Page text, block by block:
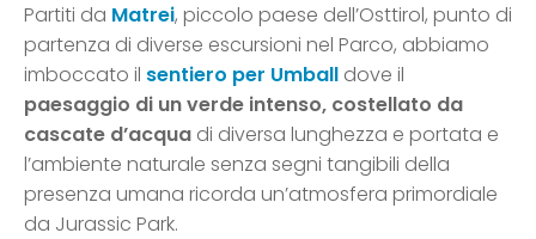
Partiti da Matrei, piccolo paese dell’Osttirol, punto di
partenza di diverse escursioni nel Parco, abbiamo
imboccato il sentiero per Umball dove il
paesaggio di un verde intenso, costellato da
cascate d’acqua di diversa lunghezza e portata e
l’ambiente naturale senza segni tangibili della
presenza umana ricorda un’atmosfera primordiale
da Jurassic Park.